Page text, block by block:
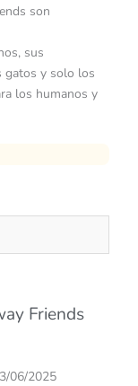
son
sus
gatos y solo los
los humanos y
Friends
06/2025